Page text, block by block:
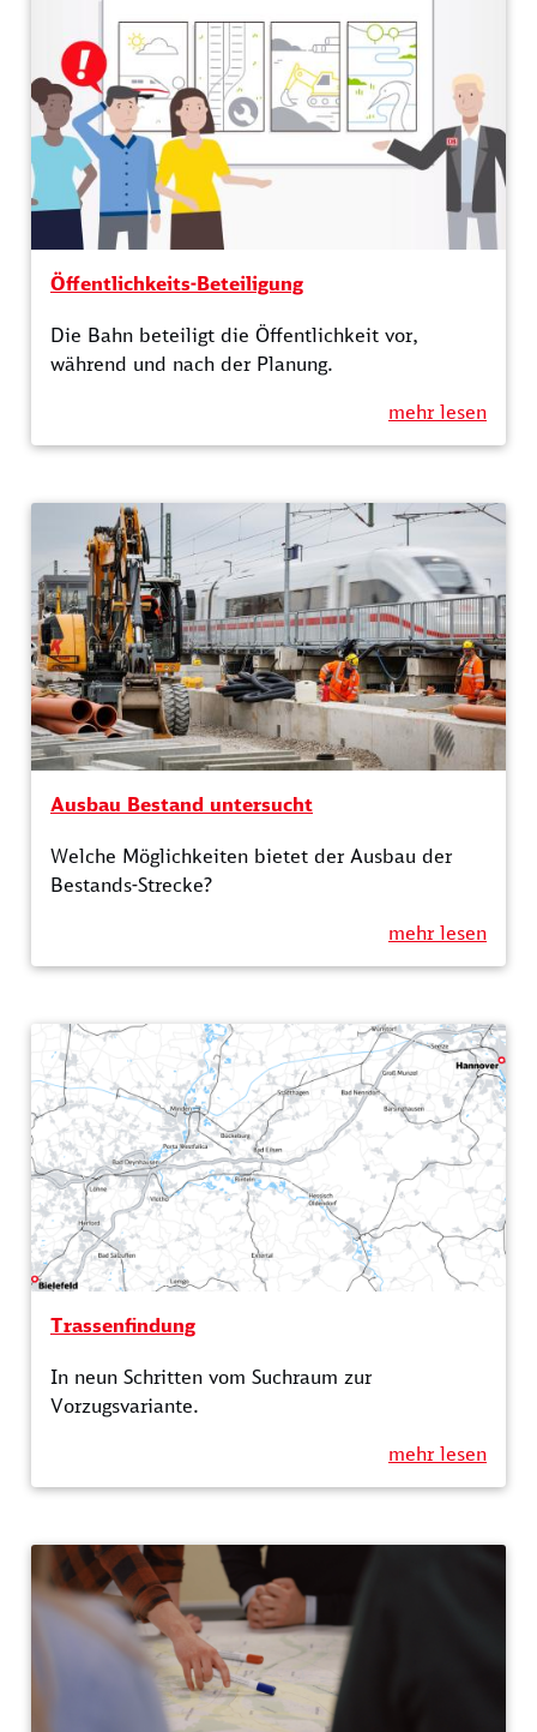
Öffentlichkeits-Beteiligung
Die Bahn beteiligt die Öffentlichkeit vor,
während und nach der Planung.
mehr lesen
Ausbau Bestand untersucht
Welche Möglichkeiten bietet der Ausbau der
Bestands-Strecke?
mehr lesen
Trassenfindung
In neun Schritten vom Suchraum zur
Vorzugsvariante.
mehr lesen